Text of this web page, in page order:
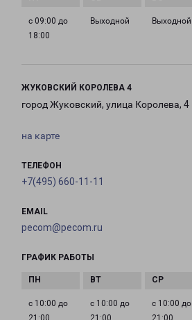
с 09:00 до
18:00
Выходной Выходной
ЖУКОВСКИЙ КОРОЛЕВА 4
город Жуковский, улица Королева, 4
на карте
ТЕЛЕФОН
+7(495) 660-11-11
EMAIL
pecom@pecom.ru
ГРАФИК РАБОТЫ
с 10:00 до
21:00
с 10:00 до
21:00
с 10:00 до
21:00